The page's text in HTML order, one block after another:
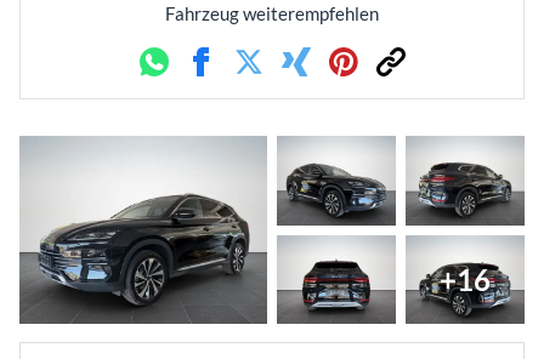
Fahrzeug weiterempfehlen
WhatsappFacebookTwitterXing PinterestLink
+16